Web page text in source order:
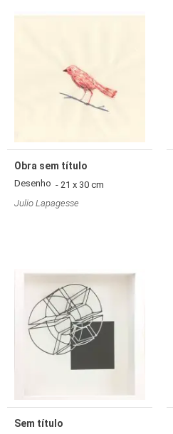
Obra sem título
Desenho - 21 x 30 cm
Julio Lapagesse
Sem título